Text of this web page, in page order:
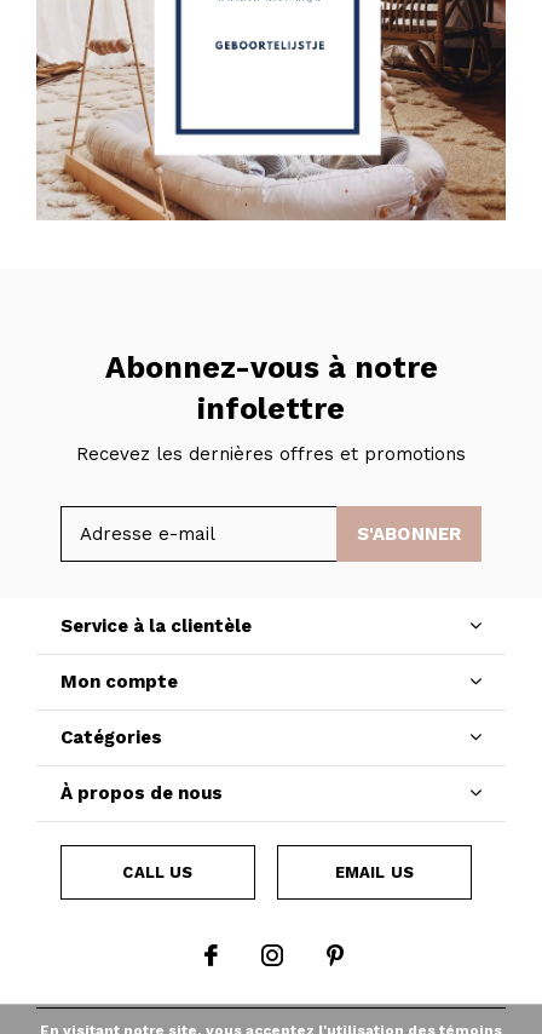
Abonnez-vous à notre
infolettre
Recevez les dernières offres et promotions
S'ABONNER
Service à la clientèle
Mon compte
Catégories
À propos de nous
CALL US EMAIL US
En visitant notre site, vous acceptez l'utilisation des témoins